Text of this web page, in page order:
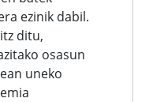
ezinik dabil.
ditu,
osasun
uneko